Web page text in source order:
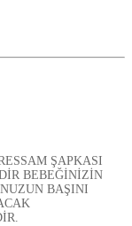
ŞAPKASI
BEBEĞİNİZİN
BAŞINI